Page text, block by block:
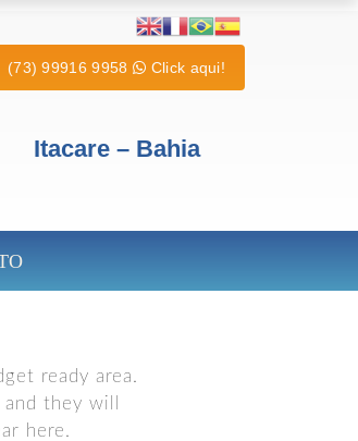
Itacare – Bahia
(73) 99916 9958 Click aqui!
ready area.
they will
here.